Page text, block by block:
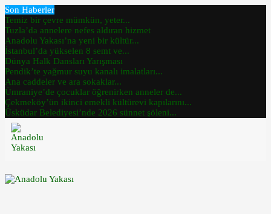
Son Haberler
Temiz bir çevre mümkün, yeter...
Tuzla’da annelere nefes aldıran hizmet
Anadolu Yakası’na yeni bir kültür...
İstanbul’da yükselen 8 semt ve...
Dünya Halk Dansları Yarışması
Pendik’te yağmur suyu kanalı imalatları...
Ana caddeler ve ara sokaklar...
Ümraniye’de çocuklar öğrenirken anneler de...
Çekmeköy’ün ikinci emekli kültürevi kapılarını...
Üsküdar Belediyesi’nde 2026 sünnet şöleni...